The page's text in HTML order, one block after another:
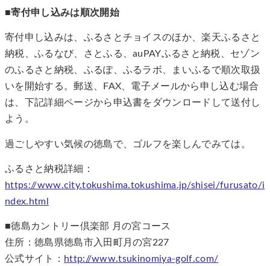
■寄付申し込みは順次開始
寄付申し込みは、ふるさとチョイスのほか、楽天ふるさと
納税、ふるなび、さとふる、auPAYふるさと納税、セゾン
のふるさと納税、ふるぽ、ふるラボ、まいふるで順次取扱
いを開始する。郵送、FAX、電子メールから申し込む場合
は、下記詳細ページから申込書をダウンロードして送付し
よう。
過ごしやすい気候の徳島で、ゴルフを楽しんでみては。
ふるさと納税詳細：
https://www.city.tokushima.tokushima.jp/shisei/furusato/i
ndex.html
■徳島カントリー倶楽部 月の宮コース
住所：徳島県徳島市入田町月の宮227
公式サイト： http://www.tsukinomiya-golf.com/